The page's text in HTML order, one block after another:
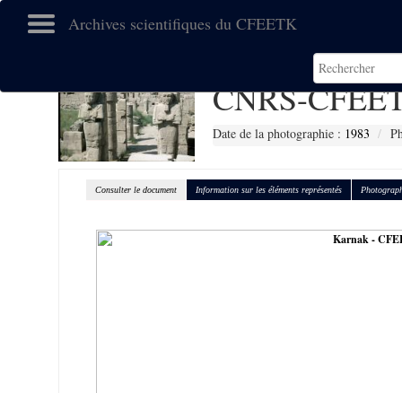
Archives scientifiques du CFEETK
CNRS-
Date de la photographie : 1983
Consulter le document Information sur les éléments représentés